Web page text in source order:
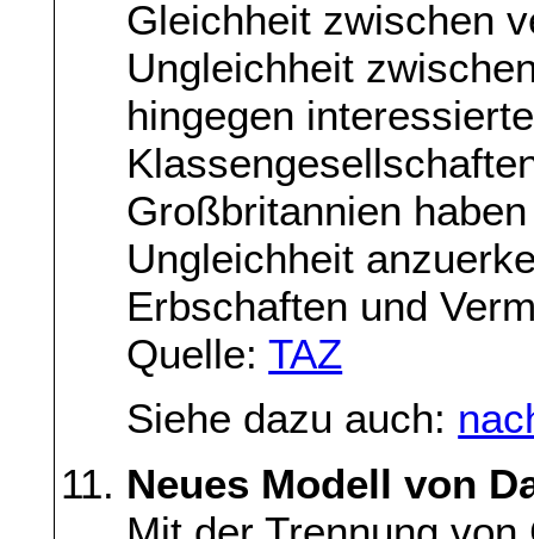
Gleichheit zwischen
Ungleichheit
hingegen
Großbritannien
Ungleichheit
Erbschaften und
Quelle:TAZ
Siehe dazu auch:
Neues Modell von